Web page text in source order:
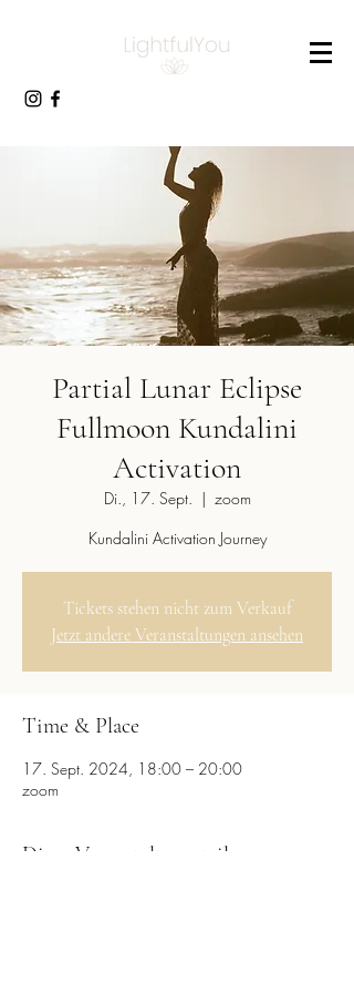
Partial Lunar Eclipse
Fullmoon Kundalini
Activation
Di., 17. Sept.
  |
zoom
Kundalini Activation Journey
Tickets stehen nicht zum Verkauf
Jetzt andere Veranstaltungen ansehen
Time & Place
17. Sept. 2024, 18:00 – 20:00
zoom
Diese Veranstaltung teilen